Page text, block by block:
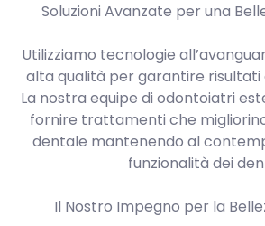
Soluzioni Avanzate per una
Utilizziamo tecnologie
alta qualità per garantire risultati
La nostra equipe di odontoiatri
fornire trattamenti che
dentale mantenendo al
funzionalità dei
Il Nostro Impegno per la